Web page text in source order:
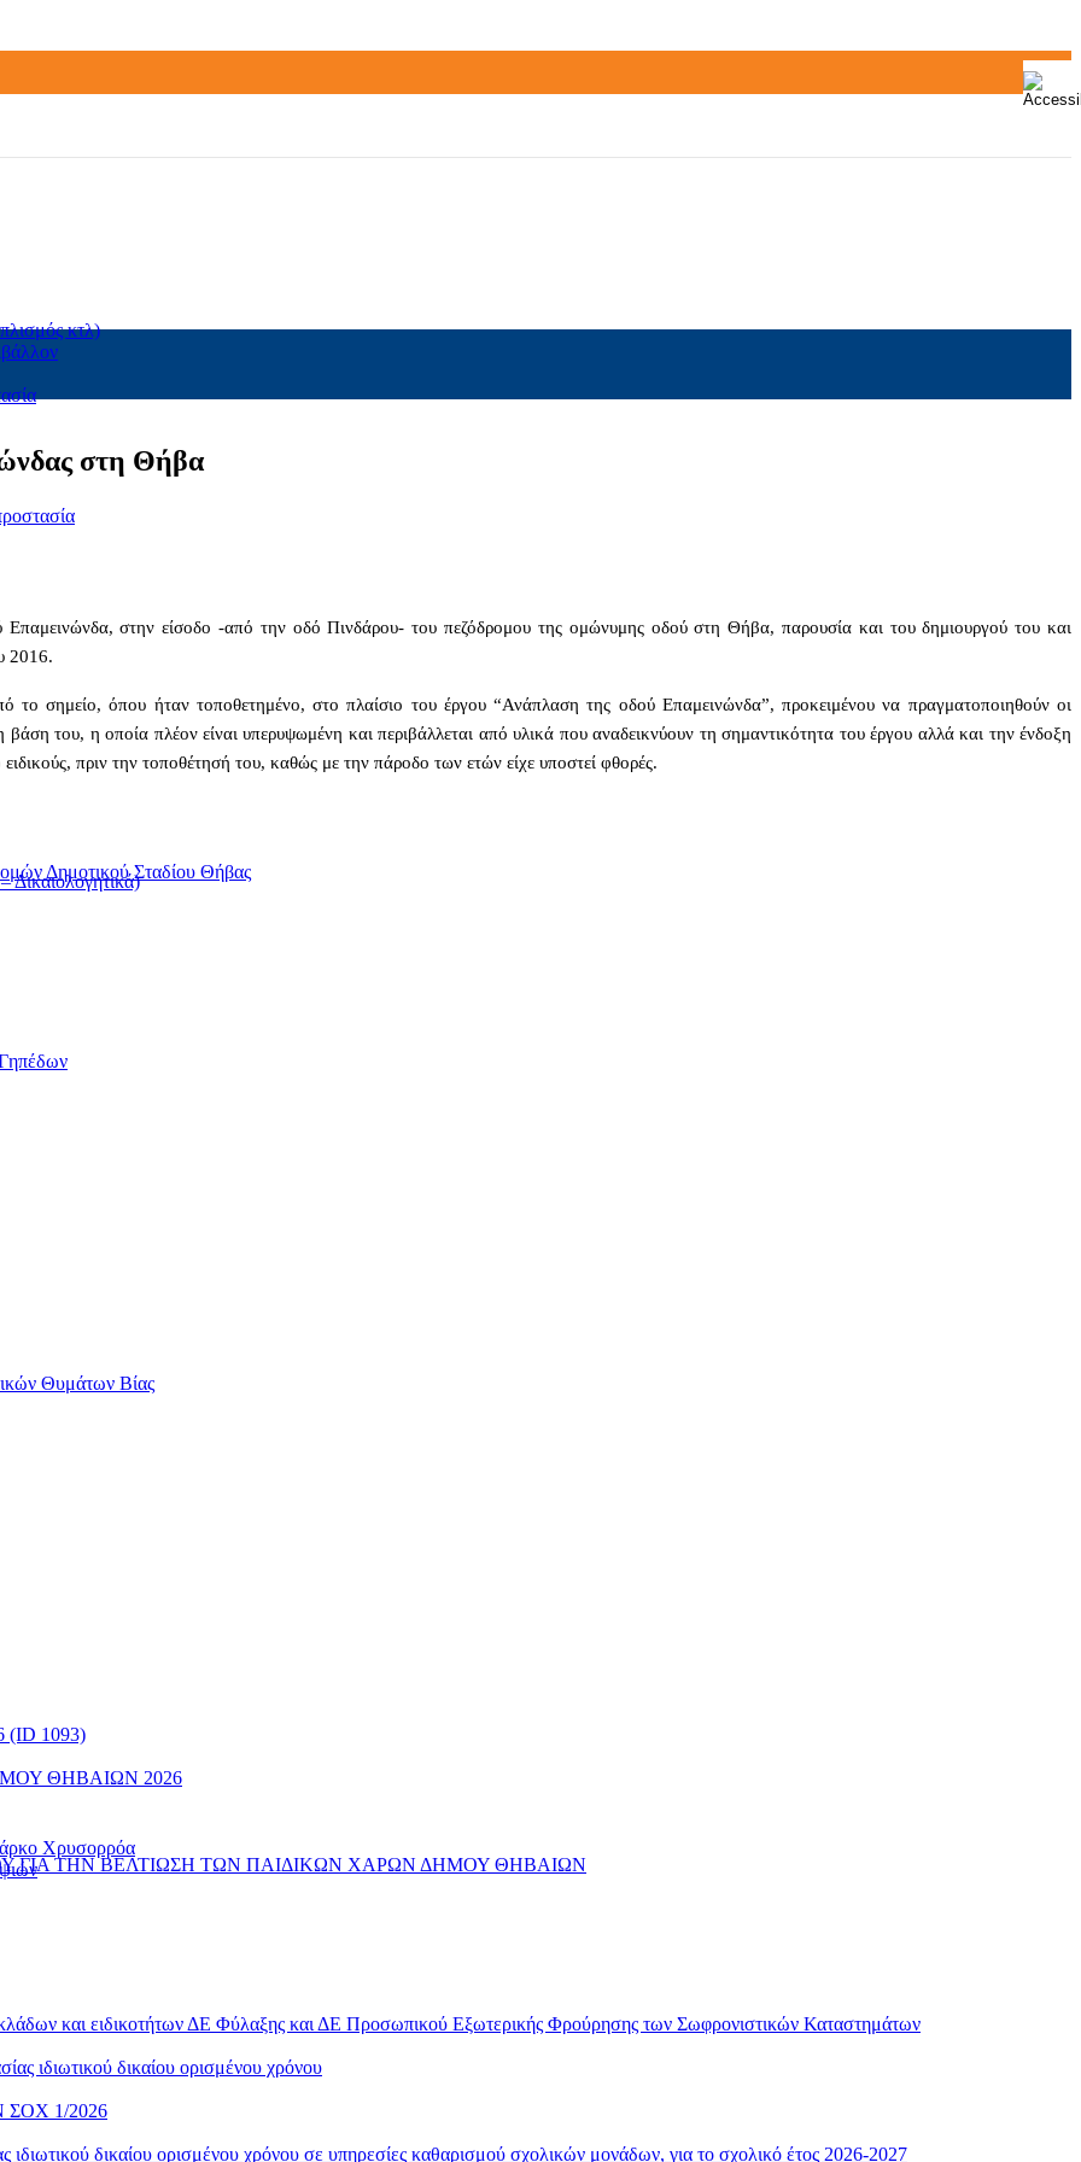
κτλ)
Θυμάτων Βίας
Χρυσορρόα
στη Θήβα
Επαμεινώνδα, στην είσοδο -από την οδό Πινδάρου- του πεζόδρομου της ομώνυμης οδού στη Θήβα, παρουσία και του δημιουργού του και
2016.
το σημείο, όπου ήταν τοποθετημένο, στο πλαίσιο του έργου “Ανάπλαση της οδού Επαμεινώνδα”, προκειμένου να πραγματοποιηθούν οι
του, η οποία πλέον είναι υπερυψωμένη και περιβάλλεται από υλικά που αναδεικνύουν τη σημαντικότητα του έργου αλλά και την ένδοξη
πριν την τοποθέτησή του, καθώς με την πάροδο των ετών είχε υποστεί φθορές.
Δημοτικού Σταδίου Θήβας
(ID 1093)
ΘΗΒΑΙΩΝ 2026
ΤΗΝ ΒΕΛΤΙΩΣΗ ΤΩΝ ΠΑΙΔΙΚΩΝ ΧΑΡΩΝ ΔΗΜΟΥ ΘΗΒΑΙΩΝ
και ειδικοτήτων ΔΕ Φύλαξης και ΔΕ Προσωπικού Εξωτερικής Φρούρησης των Σωφρονιστικών Καταστημάτων
ιδιωτικού δικαίου ορισμένου χρόνου
1/2026
δικαίου ορισμένου χρόνου σε υπηρεσίες καθαρισμού σχολικών μονάδων, για το σχολικό έτος 2026-2027